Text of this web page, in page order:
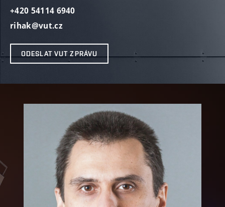
+420 54114 6940
rihak@vut.cz
ODESLAT VUT ZPRÁVU